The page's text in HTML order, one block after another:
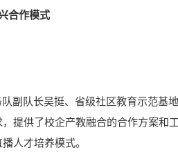
合作模式
副队长吴挺、省级社区教育示范基
提供了校企产教融合的合作方案和
人才培养模式。